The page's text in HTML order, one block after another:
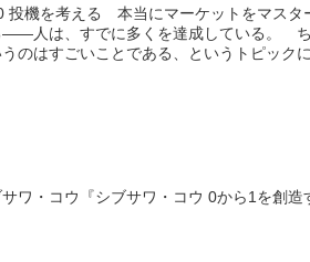
投機を考える 本当にマーケットをマス
――人は、すでに多くを達成している。 ち
うのはすごいことである、というトピック
サワ・コウ『シブサワ・コウ 0から1を創